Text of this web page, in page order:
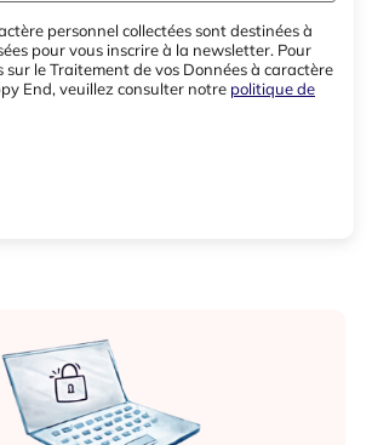
personnel collectées sont destinées à
pour vous inscrire à la newsletter. Pour
sur le Traitement de vos Données à caractère
End, veuillez consulter notre politique de